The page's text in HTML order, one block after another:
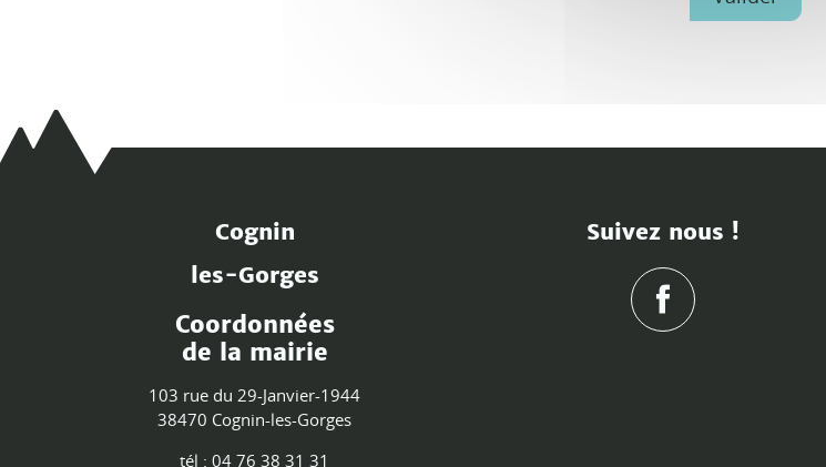
Cognin
les-Gorges
Coordonnées
de la mairie
103 rue du 29-Janvier-1944
38470 Cognin-les-Gorges
tél : 04 76 38 31 31
Suivez nous !